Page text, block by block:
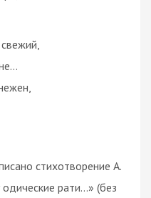
стихотворение А.
рати…» (без